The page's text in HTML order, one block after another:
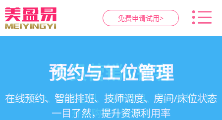
免费申请试用>
智慧养生馆管理系统
一站式解决养生馆预约、服务、会员、财务、营
销全流程数字化管理
会员营销&锁客
会员积分、套餐定制、精准营销、客户关怀，提
升复购率与客单价
预约与工位管理
在线预约、智能排班、技师调度、房间/床位状态
一目了然，提升资源利用率
健康档案与效果追踪
客户体质记录、服务方案执行、效果对比，数据
化展示服务价值